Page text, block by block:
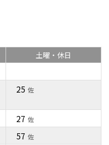
土曜・休日
25 佐
27 佐
57 佐